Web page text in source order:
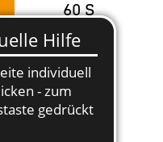
60 S
1,49 €